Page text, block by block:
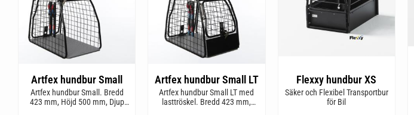
Artfex hundbur Small
Artfex hundbur Small. Bredd
423 mm, Höjd 500 mm, Djup
Artfex hundbur Small LT
Artfex hundbur Small LT med
lasttröskel. Bredd 423 mm,
Flexxy hundbur XS
Säker och Flexibel Transportbur
för Bil